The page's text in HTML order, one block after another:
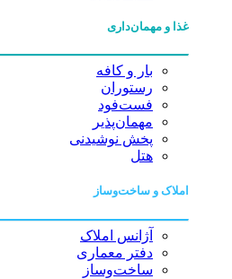
غذا و مهمان‌داری
بار و کافه
رستوران
فست‌فود
مهمان‌پذیر
پخش نوشیدنی
هتل
املاک و ساخت‌وساز
آژانس املاک
دفتر معماری
ساخت‌وساز